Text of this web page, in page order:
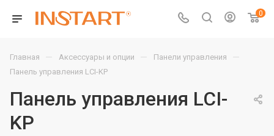
0
Главная — Аксессуары и опции — Панели управления —
Панель управления LCI-KP
Панель управления LCI-
KP